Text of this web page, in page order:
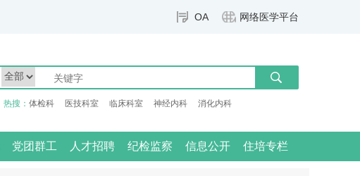
OA 网络医学平台
热搜： 体检科 医技科室 临床科室 神经内科 消化内科
党团群工 人才招聘 纪检监察 信息公开 住培专栏